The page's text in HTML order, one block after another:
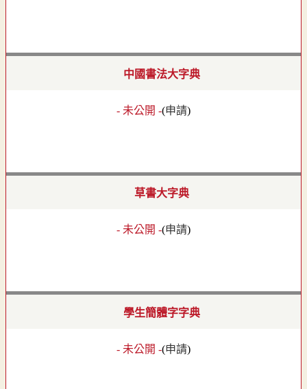
中國書法大字典
- 未公開 -(申請)
草書大字典
- 未公開 -(申請)
學生簡體字字典
- 未公開 -(申請)